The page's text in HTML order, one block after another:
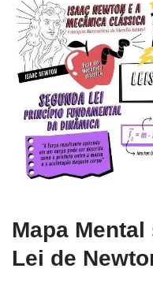
Mapa
Lei de